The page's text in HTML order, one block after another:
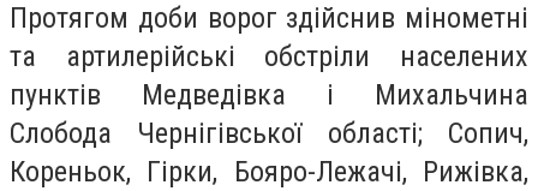
Протягом доби ворог здійснив мінометні
та артилерійські обстріли населених
пунктів Медведівка і Михальчина
Слобода Чернігівської області; Сопич,
Кореньок, Гірки, Бояро-Лежачі, Рижівка,